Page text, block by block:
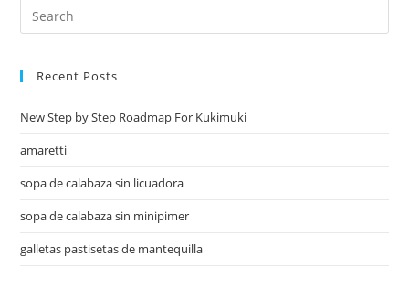
Recent Posts
New Step by Step Roadmap For Kukimuki
amaretti
sopa de calabaza sin licuadora
sopa de calabaza sin minipimer
galletas pastisetas de mantequilla